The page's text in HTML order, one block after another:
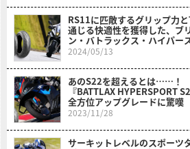
RS11に匹敵するグリップ力
通じる快適性を獲得した、ブ
ン・バトラックス・ハイパー
S23
2024/05/13
あのS22を超えるとは……！
『BATTLAX HYPERSPORT
全方位アップグレードに驚嘆
2023/11/28
サーキットレベルのスポーツ